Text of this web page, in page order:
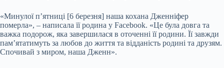
«Минулої п’ятниці [6 березня] наша кохана Дженніфер
померла», – написала її родина у Facebook. «Це була довга та
важка подорож, яка завершилася в оточенні її родини. Її завжди
пам’ятатимуть за любов до життя та відданість родині та друзям.
Спочивай з миром, наша Дженн».